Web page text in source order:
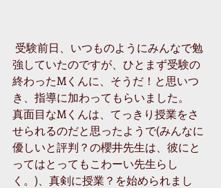
強していたのですが、ひとまず受験の
終わったMくんに、そうだ！と思いつ
き、指導に加わってもらいました。
真面目なMくんは、てっきり授業をさ
せられるのだと思ったようで(みんなに
優しいと評判？の櫻井先生は、彼にと
ってはとってもこわーい先生らし
く。)、真剣に授業？を始められまし